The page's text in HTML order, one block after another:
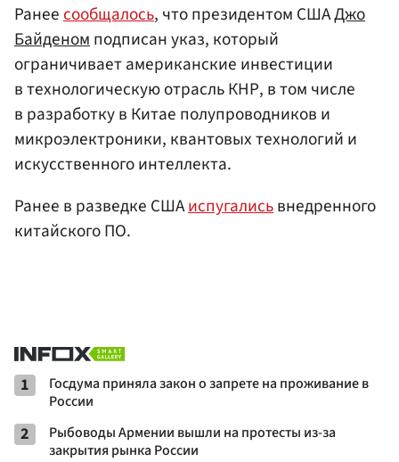
Ранеесообщалось, что президентом СШАДжо
Байденомподписан указ, который
ограничивает американские инвестиции
в технологическую отрасль КНР, в том числе
в разработку в Китае полупроводников и
микроэлектроники, квантовых технологий и
искусственного интеллекта.
Ранее в разведке СШАиспугалисьвнедренного
китайского ПО.
1
Госдума приняла закон о запрете на проживание в
России
2
Рыбоводы Армении вышли на протесты из-за
закрытия рынка России